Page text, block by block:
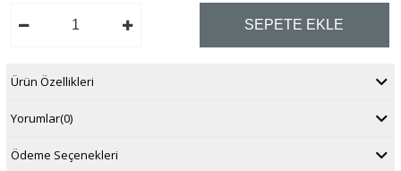
Ürün Özellikleri
Yorumlar(0)
Ödeme Seçenekleri